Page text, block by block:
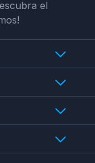
el